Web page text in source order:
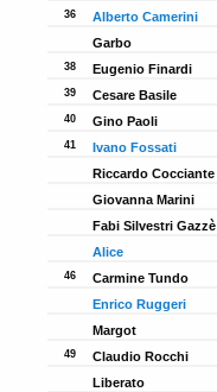
25
36
Alberto Camerini
Garbo
24
38
Eugenio Finardi
22
39
Cesare Basile
20
40
Gino Paoli
19
41
Ivano Fossati
Riccardo Cocciante
Giovanna Marini
Fabi Silvestri Gazzè
Alice
18
46
Carmine Tundo
Enrico Ruggeri
Margot
17
49
Claudio Rocchi
Liberato